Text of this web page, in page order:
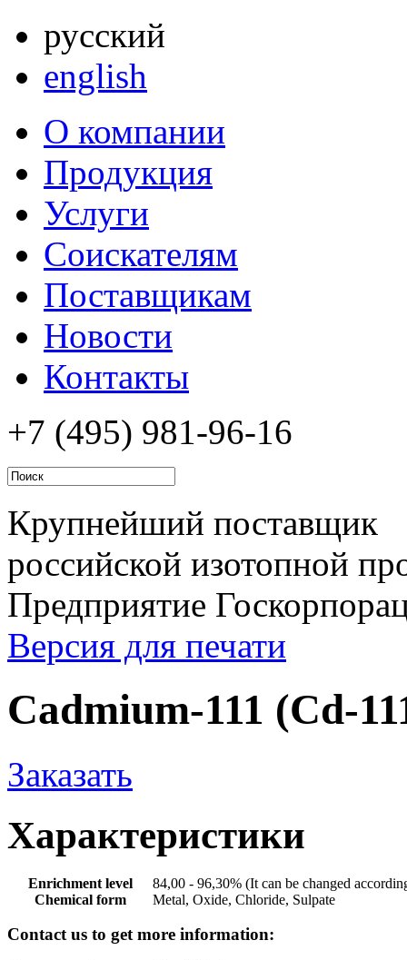
русский
english
О компании
Продукция
Услуги
Соискателям
Поставщикам
Новости
Контакты
+7 (495) 981-96-16
Крупнейший поставщик
российской изотопной
Предприятие
Версия для печати
Cadmium-111 (Cd-
Заказать
Характеристики
Enrichment level
84,00 - 96,30% (It can be changed
Chemical form
Metal, Oxide, Chloride, Sulpate
Contact us to get more information: